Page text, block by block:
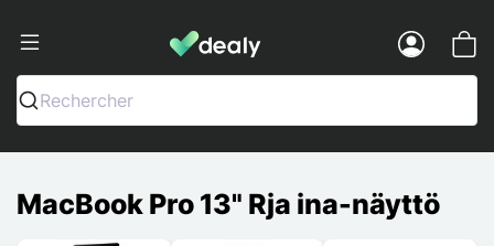
Dealy - Kotelot ja tarvikkeet
Rechercher
MacBook Pro 13" Rja ina-näyttö